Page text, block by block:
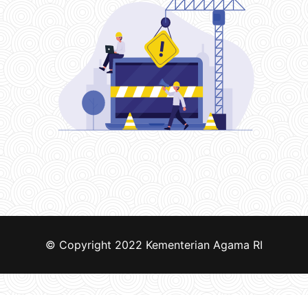
© Copyright 2022 Kementerian Agama RI